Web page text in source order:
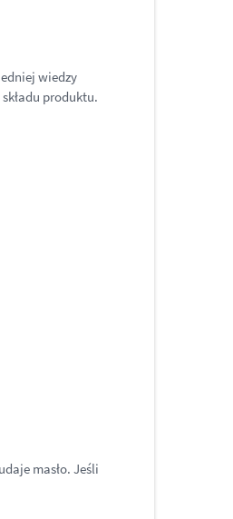
wiedzy
produktu.
masło. Jeśli